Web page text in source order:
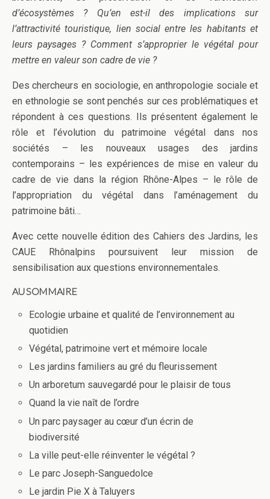
d’écosystèmes ? Qu’en est-il des implications sur
l’attractivité touristique, lien social entre les habitants et
leurs paysages ? Comment s’approprier le végétal pour
mettre en valeur son cadre de vie ?
Des chercheurs en sociologie, en anthropologie sociale et
en ethnologie se sont penchés sur ces problématiques et
répondent à ces questions. Ils présentent également le
rôle et l’évolution du patrimoine végétal dans nos
sociétés – les nouveaux usages des jardins
contemporains – les expériences de mise en valeur du
cadre de vie dans la région Rhône-Alpes – le rôle de
l’appropriation du végétal dans l’aménagement du
patrimoine bâti…
Avec cette nouvelle édition des Cahiers des Jardins, les
CAUE Rhônalpins poursuivent leur mission de
sensibilisation aux questions environnementales.
AU SOMMAIRE
Ecologie urbaine et qualité de l’environnement au
quotidien
Végétal, patrimoine vert et mémoire locale
Les jardins familiers au gré du fleurissement
Un arboretum sauvegardé pour le plaisir de tous
Quand la vie naît de l’ordre
Un parc paysager au cœur d’un écrin de
biodiversité
La ville peut-elle réinventer le végétal ?
Le parc Joseph-Sanguedolce
Le jardin Pie X à Taluyers